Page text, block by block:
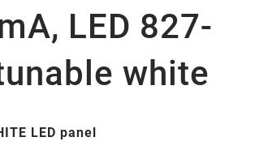
LED 827-
white
LED panel